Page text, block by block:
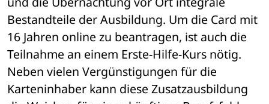
Bestandteile der Ausbildung. Um die Card mit
16 Jahren online zu beantragen, ist auch die
Teilnahme an einem Erste-Hilfe-Kurs nötig.
Neben vielen Vergünstigungen für die
Karteninhaber kann diese Zusatzausbildung